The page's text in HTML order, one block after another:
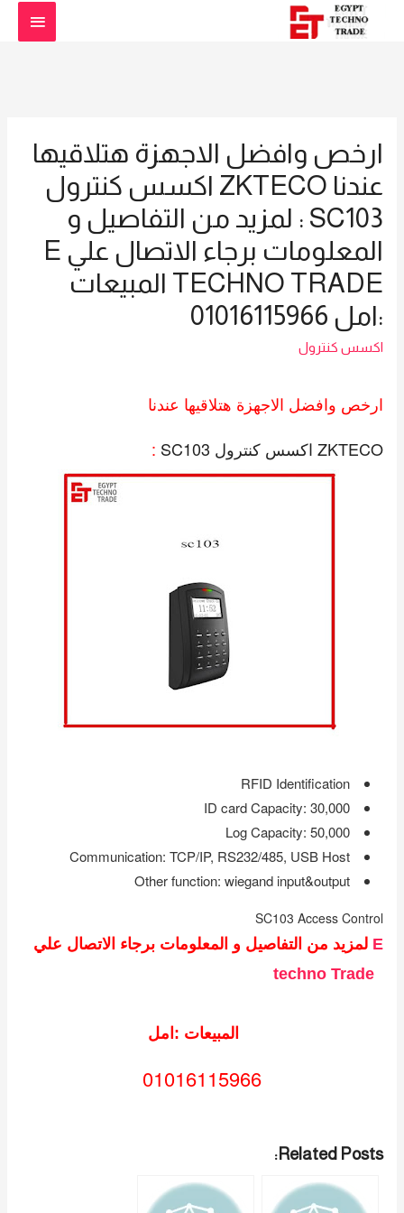
ارخص وافضل الاجهزة هتلاقيها
عندنا ZKTECO اكسس كنترول
SC103 : لمزيد من التفاصيل و
المعلومات برجاء الاتصال علي E
TECHNO TRADE المبيعات
:امل 01016115966
اكسس كنترول
ارخص وافضل الاجهزة هتلاقيها عندنا
ZKTECO اكسس كنترول SC103
:
RFID Identification
ID card Capacity‎:‎ 30‎,‎000
Log Capacity‎:‎ 50‎,‎000
Communication‎:‎ TCP/IP‎,‎ RS232/485‎,‎ USB Host
Other function‎:‎ wiegand input&output
SC103 Access Control
لمزيد من التفاصيل و المعلومات برجاء الاتصال علي E
techno Trade
01016115966
Related Posts: